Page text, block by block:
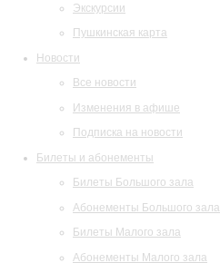
Экскурсии
Пушкинская карта
Новости
Все новости
Изменения в афише
Подписка на новости
Билеты и абонементы
Билеты Большого зала
Абонементы Большого зала
Билеты Малого зала
Абонементы Малого зала